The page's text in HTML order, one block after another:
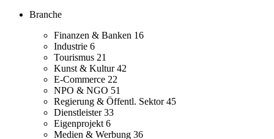
Branche
Finanzen & Banken 16
Industrie 6
Tourismus 21
Kunst & Kultur42
E-Commerce 22
NPO & NGO 51
Regierung & Öffentl. Sektor45
Dienstleister33
Eigenprojekt 6
Medien & Werbung 36